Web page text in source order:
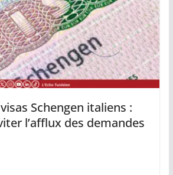
Schengen italiens :
l’afflux des demandes